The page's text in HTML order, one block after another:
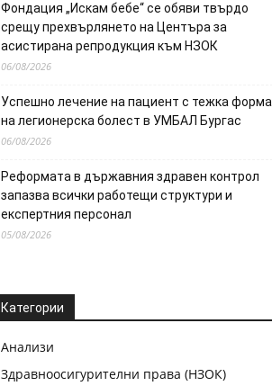
Фондация „Искам бебе“ се обяви твърдо
срещу прехвърлянето на Центъра за
асистирана репродукция към НЗОК
06/08/2026
Успешно лечение на пациент с тежка форма
на легионерска болест в УМБАЛ Бургас
06/08/2026
Реформата в държавния здравен контрол
запазва всички работещи структури и
експертния персонал
05/08/2026
Категории
Анализи
Здравноосигурителни права (НЗОК)